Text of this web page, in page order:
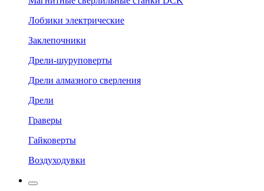
Лобзики электрические
Заклепочники
Дрели-шуруповерты
Дрели алмазного сверления
Дрели
Граверы
Гайковерты
Воздуходувки